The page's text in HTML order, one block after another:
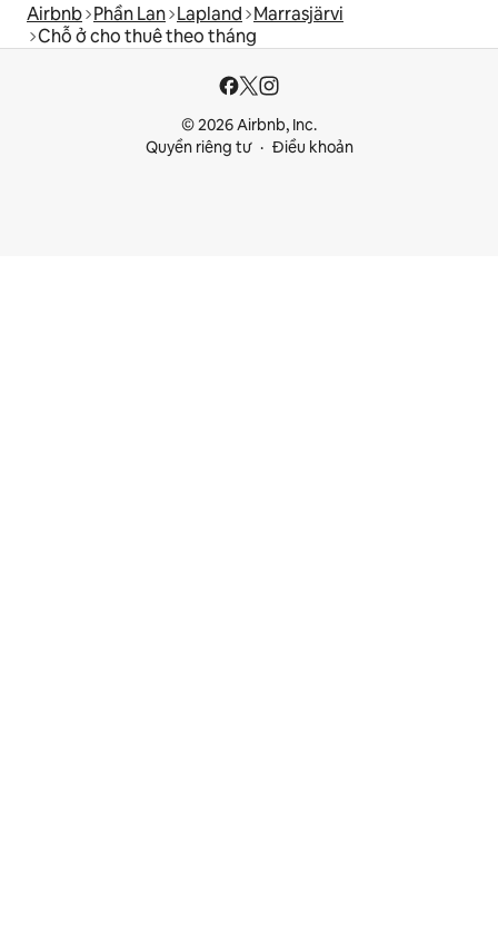
Airbnb Phần Lan Lapland Marrasjärvi
Chỗ ở cho thuê theo tháng
© 2026 Airbnb, Inc.
Quyền riêng tư
Điều khoản